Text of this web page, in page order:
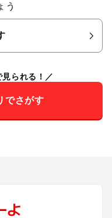
う
られる！
でさがす